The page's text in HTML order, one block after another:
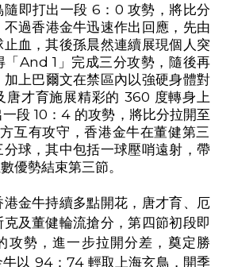
隨即打出一段 6 ： 0攻勢，將比分
不過香港金牛迅速作出回應，先由
血，其後孫晨然連續展現個人突
「And 1 」完成三分攻勢 ，隨後再
上巴爾文在禁區內以強硬身體對
唐才育施展精彩的 360 度轉身上
段10 ：4 的攻勢，將比分拉開至
互有攻守，香港金牛在董健第三
球，其中包括一球壓哨遠射，帶
優勢結束第三節。
金牛持續多點開花，唐才育、厄
及董健輪流搶分，第四節初段即
攻勢，進一步拉開分差，奠定勝
以 94： 74 輕取上海玄鳥，開季